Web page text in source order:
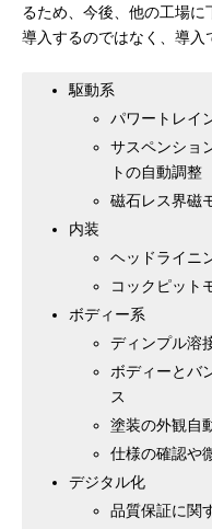
るため、今後、他の工場
導入するのではなく、導入
駆動系
パワートレイ
サスペンショ
トの自動調整
磁石レス界磁
内装
ヘッドライニ
コックピット
ボディー系
ディンプル溶
ボディーとバ
ス
塗装の外観自
仕様の確認や
デジタル化
品質保証に関